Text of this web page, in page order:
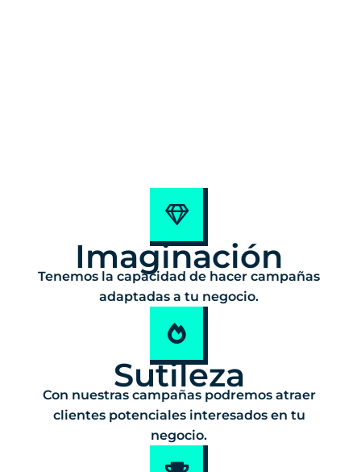
Imaginación
Tenemos la capacidad de hacer campañas
adaptadas a tu negocio.
Sutileza
Con nuestras campañas podremos atraer
clientes potenciales interesados en tu
negocio.